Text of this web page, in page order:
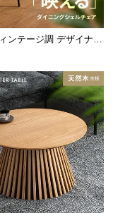
ンテージ調 デザイナー
ア